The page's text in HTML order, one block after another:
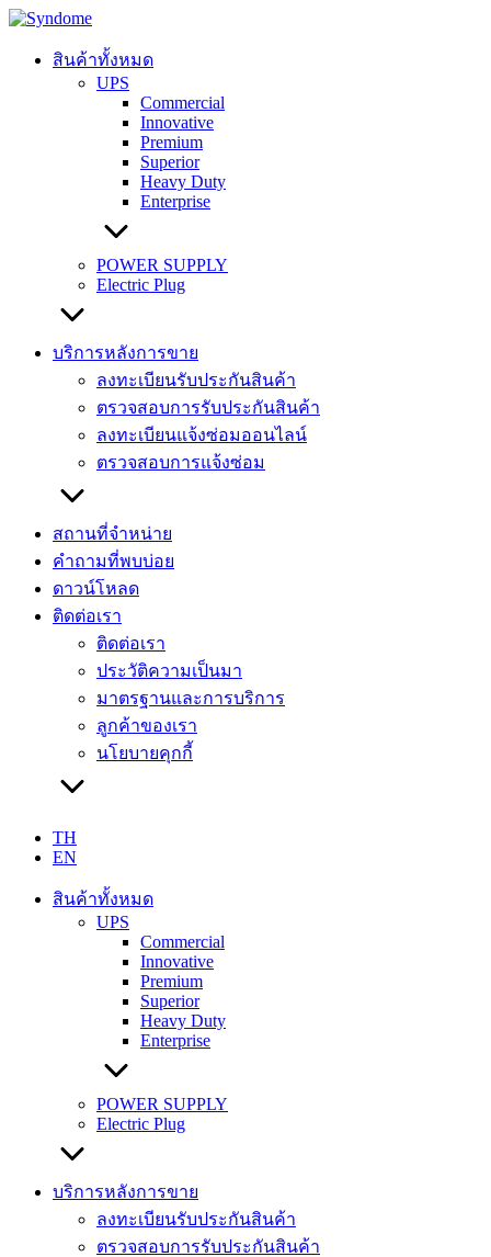
Skip
contentสินค้าทั้งหมด
UPS
Commercial
Innovative
Premium
Superior
Heavy Duty
Enterprise
POWER SUPPLY
Electric Plug
บริการหลังการขาย
ลงทะเบียนรับประกันสินค้า
ตรวจสอบการรับประกันสินค้า
ลงทะเบียนแจ้งซ่อมออนไลน์
ตรวจสอบการแจ้งซ่อม
สถานที่จำหน่าย
คำถามที่พบบ่อย
ดาวน์โหลด
ติดต่อเรา
ติดต่อเรา
ประวัติความเป็นมา
มาตรฐานและการบริการ
ลูกค้าของเรา
นโยบายคุกกี้
TH
EN
สินค้าทั้งหมด
UPS
Commercial
Innovative
Premium
Superior
Heavy Duty
Enterprise
POWER SUPPLY
Electric Plug
บริการหลังการขาย
ลงทะเบียนรับประกันสินค้า
ตรวจสอบการรับประกันสินค้า